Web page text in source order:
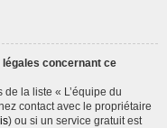
concernant ce
la liste « L’équipe du
contact avec le propriétaire
) ou si un service gratuit est